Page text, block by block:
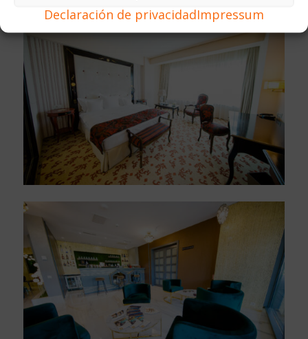
Declaración de privacidadImpressum